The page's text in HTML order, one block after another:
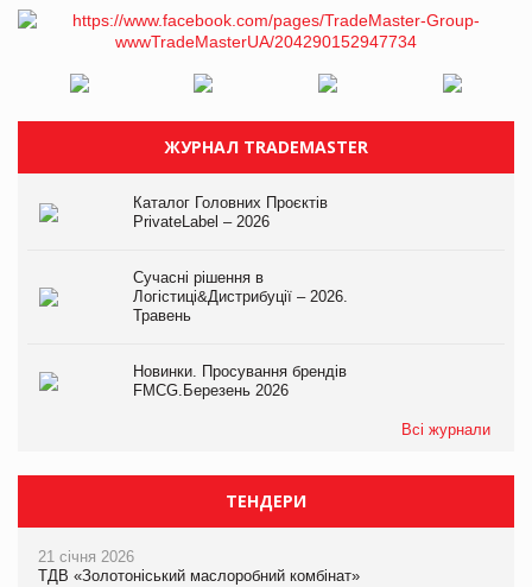
ЖУРНАЛ TRADEMASTER
Каталог Головних Проєктів
PrivateLabel – 2026
Сучасні рішення в
Логістиці&Дистрибуції – 2026.
Травень
Новинки. Просування брендів
FMCG.Березень 2026
Всі журнали
ТЕНДЕРИ
21 січня 2026
ТДВ «Золотоніський маслоробний комбінат»